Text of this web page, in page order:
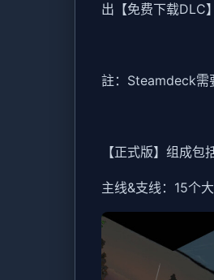
出【免费下载DLC】
註：Steamdeck需
【正式版】组成包
主线&支线：15个